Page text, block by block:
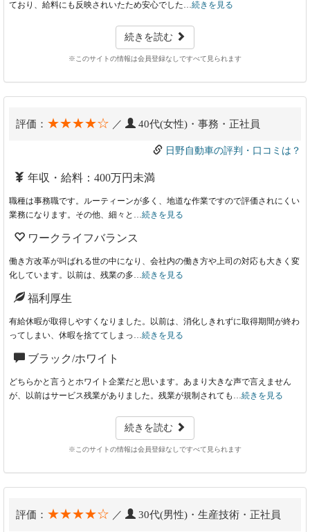
ており、給料にも反映されいたため安心でした…続きを見る
続きを読む
※このサイトの情報は会員登録なしですべて見られます
評価： ★★★★☆ ／ 40代(女性)・事務・正社員
日野自動車の評判・口コミは？
年収・給料：400万円未満
職種は事務職です。ルーティーンが多く、地道な作業ですので評価されにくい
業務になります。その他、細々と…続きを見る
ワークライフバランス
働き方改革が叫ばれる世の中になり、会社内の働き方や上司の対応も大きく変
化しています。以前は、残業の多…続きを見る
福利厚生
有給休暇が取得しやすくなりました。以前は、消化しきれずに取得期間が終わ
ってしまい、休暇を捨ててしまっ…続きを見る
ブラック/ホワイト
どちらかと言うとホワイト企業だと思います。あまり大きな声で言えません
が、以前はサービス残業がありました。残業が規制されても…続きを見る
続きを読む
※このサイトの情報は会員登録なしですべて見られます
評価： ★★★★☆ ／ 30代(男性)・生産技術・正社員